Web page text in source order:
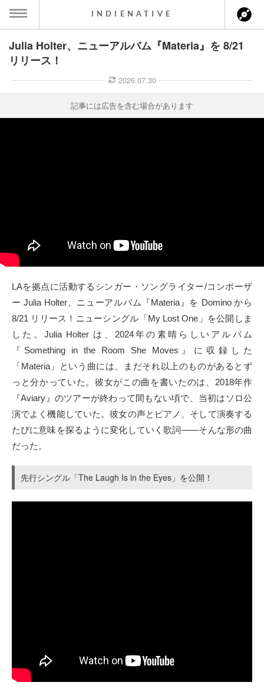
MENU
ト
クト
Twitter
Facebook
instagram
Tumblr
to indienative
INDIENATIVE
Julia Holter、ニューアルバム『Materia』を 8/21
リリース！
2026.07.30
記事には広告を含む場合があります
LAを拠点に活動するシンガー・ソングライター/コンポーザ
ー Julia Holter、ニューアルバム『Materia』を Domino から
8/21 リリース！ニューシングル「My Lost One」を公開しま
した。Julia Holter は、2024年の素晴らしいアルバム
『Something in the Room She Moves』に収録した
「Materia」という曲には、まだそれ以上のものがあるとず
っと分かっていた。彼女がこの曲を書いたのは、2018年作
『Aviary』のツアーが終わって間もない頃で、当初はソロ公
演でよく機能していた。彼女の声とピアノ、そして演奏する
たびに意味を探るように変化していく歌詞——そんな形の曲
だった。
先行シングル「The Laugh Is in the Eyes」を公開！